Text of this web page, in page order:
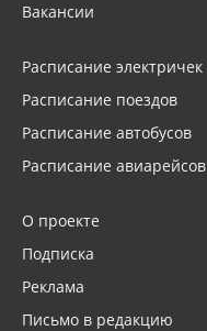
Вакансии
Расписание электричек
Расписание поездов
Расписание автобусов
Расписание авиарейсов
О проекте
Подписка
Реклама
Письмо в редакцию